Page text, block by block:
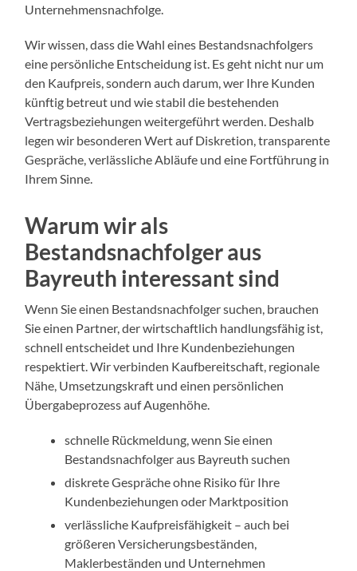
Unternehmensnachfolge.
Wir wissen, dass die Wahl eines Bestandsnachfolgers
eine persönliche Entscheidung ist. Es geht nicht nur um
den Kaufpreis, sondern auch darum, wer Ihre Kunden
künftig betreut und wie stabil die bestehenden
Vertragsbeziehungen weitergeführt werden. Deshalb
legen wir besonderen Wert auf Diskretion, transparente
Gespräche, verlässliche Abläufe und eine Fortführung in
Ihrem Sinne.
Warum wir als
Bestandsnachfolger aus
Bayreuth interessant sind
Wenn Sie einen Bestandsnachfolger suchen, brauchen
Sie einen Partner, der wirtschaftlich handlungsfähig ist,
schnell entscheidet und Ihre Kundenbeziehungen
respektiert. Wir verbinden Kaufbereitschaft, regionale
Nähe, Umsetzungskraft und einen persönlichen
Übergabeprozess auf Augenhöhe.
schnelle Rückmeldung, wenn Sie einen
Bestandsnachfolger aus Bayreuth suchen
diskrete Gespräche ohne Risiko für Ihre
Kundenbeziehungen oder Marktposition
verlässliche Kaufpreisfähigkeit – auch bei
größeren Versicherungsbeständen,
Maklerbeständen und Unternehmen